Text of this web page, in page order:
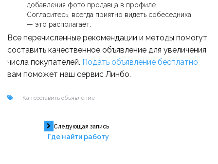
добавления фото продавца в профиле.
Согласитесь, всегда приятно видеть собеседника
— это располагает.
Все перечисленные рекомендации и методы помогут
составить качественное объявление для увеличения
числа покупателей. Подать объявление бесплатно
вам поможет наш сервис Линбо.
Как составить объявление
Навигация
Следующая запись
Где найти работу